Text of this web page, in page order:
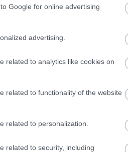
Google for online advertising
advertising.
related to analytics like cookies on
related to functionality of the website
related to personalization.
related to security, including
ezek, Amato Ferrari
a kanadai partokat el